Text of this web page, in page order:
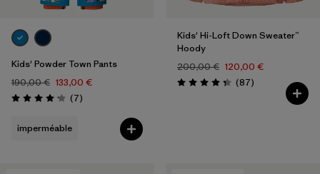
Kids' Powder Town Pants
190,00 € 133,00 €
Évaluation: 4.1 / 5
(7Avis
)
imperméable
Kids' Hi-Loft Down Sweater™
Hoody
200,00 € 120,00 €
Évaluation: 4.3 / 5
(87Avis
)